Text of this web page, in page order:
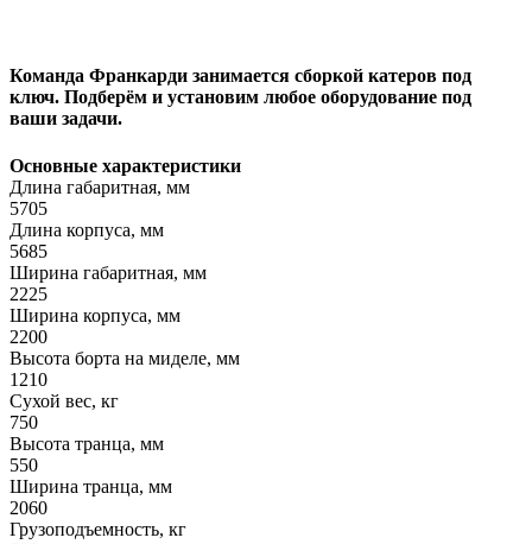
Команда Франкарди занимается сборкой катеров под
ключ. Подберём и установим любое оборудование под
ваши задачи.
Основные характеристики
Длина габаритная, мм
5705
Длина корпуса, мм
5685
Ширина габаритная, мм
2225
Ширина корпуса, мм
2200
Высота борта на миделе, мм
1210
Сухой вес, кг
750
Высота транца, мм
550
Ширина транца, мм
2060
Грузоподъемность, кг